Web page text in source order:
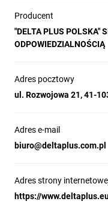
Producent
"DELTA PLUS POLSKA"
ODPOWIEDZIALNOŚCIĄ
Adres pocztowy
ul. Rozwojowa 21, 41-
Adres e-mail
biuro@deltaplus.com.pl
Adres strony
https://